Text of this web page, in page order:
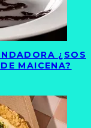
¿SOS
MAICENA?